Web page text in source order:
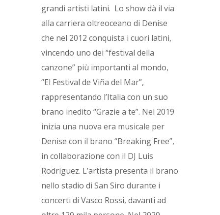
grandi artisti latini. Lo show dà il via
alla carriera oltreoceano di Denise
che nel 2012 conquista i cuori latini,
vincendo uno dei “festival della
canzone” più importanti al mondo,
“El Festival de Viña del Mar”,
rappresentando l’Italia con un suo
brano inedito “Grazie a te”. Nel 2019
inizia una nuova era musicale per
Denise con il brano “Breaking Free”,
in collaborazione con il DJ Luis
Rodriguez. L’artista presenta il brano
nello stadio di San Siro durante i
concerti di Vasco Rossi, davanti ad